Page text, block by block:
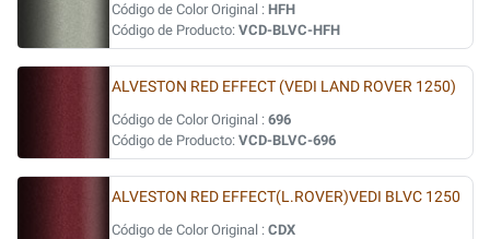
Código de Color Original : HFH
Código de Producto: VCD-BLVC-HFH
ALVESTON RED EFFECT (VEDI LAND ROVER 1250)
Código de Color Original : 696
Código de Producto: VCD-BLVC-696
ALVESTON RED EFFECT(L.ROVER)VEDI BLVC 1250
Código de Color Original : CDX